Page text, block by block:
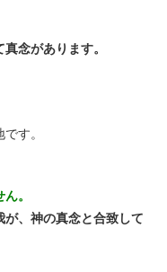
念があります。
す。
。
、神の真念と合致して